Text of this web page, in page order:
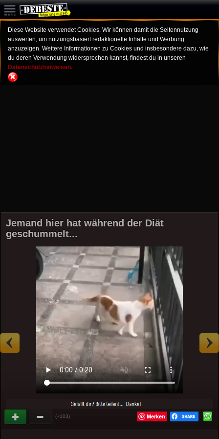
Diese Website verwendet Cookies. Wir können damit die Seitennutzung
auswerten, um nutzungsbasiert redaktionelle Inhalte und Werbung
anzuzeigen. Weitere Informationen zu Cookies und insbesondere dazu, wie
du deren Verwendung widersprechen kannst, findest du in unseren
Datenschutzhinweisen.
Jemand hier hat während der Diät
geschummelt...
(+103) Merken